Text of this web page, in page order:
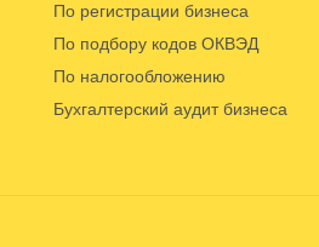
По регистрации бизнеса
По подбору кодов ОКВЭД
По налогообложению
Бухгалтерский аудит бизнеса